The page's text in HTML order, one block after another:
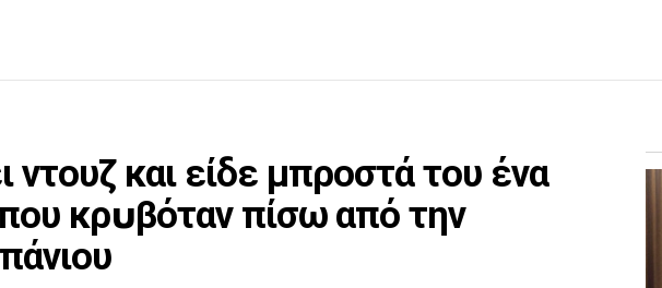
ντουζ και είδε μπροστά του ένα
κρuβόταν πίσω από την